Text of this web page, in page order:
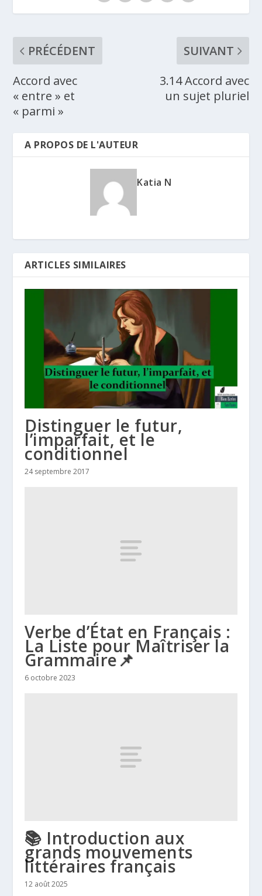
PRÉCÉDENT
Accord avec
« entre » et
« parmi »
SUIVANT
3.14 Accord avec
un sujet pluriel
A PROPOS DE L'AUTEUR
Katia N
ARTICLES SIMILAIRES
Distinguer le futur,
l’imparfait, et le
conditionnel
24 septembre 2017
Verbe d’État en Français :
La Liste pour Maîtriser la
Grammaire📌
6 octobre 2023
📚 Introduction aux
grands mouvements
littéraires français
12 août 2025